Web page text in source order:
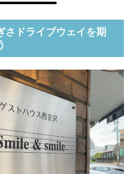
さドライブウェイを期